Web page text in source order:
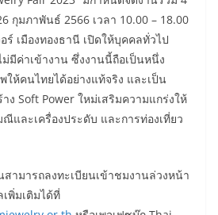
กุมภาพันธ์ 2566 เวลา 10.00 – 18.00
เมืองทองธานี เปิดให้บุคคลทั่วไป
มีค่าเข้างาน ซึ่งงานนี้ถือเป็นหนึ่ง
ห้คนไทยได้อย่างแท้จริง และเป็น
ง Soft Power ใหม่เสริมความแกร่งให้
และเครื่องประดับ และการท่องเที่ยว
ามารถลงทะเบียนเข้าชมงานล่วงหน้า
พิ่มเติมได้ที่